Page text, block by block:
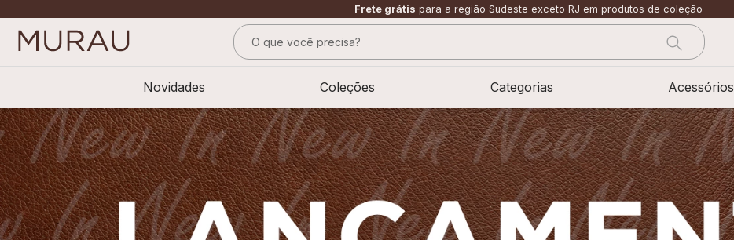
Frete grátis para a região Sudeste exceto RJ em produtos de coleção
O que você precisa?
Novidades Coleções Categorias Acessórios
2º
alfaiataria
3º
vestido
4º
calça
5º
saia
6º
top